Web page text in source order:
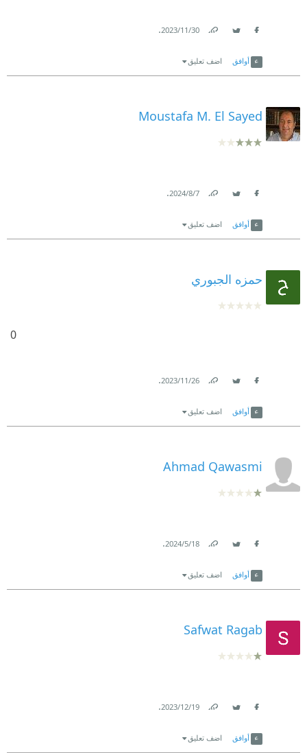
30‏/11‏/2023
.
أوافق اضف تعليق
Moustafa M. El Sayed
7‏/8‏/2024
.
أوافق اضف تعليق
حمزه الجبوري
0
26‏/11‏/2023
.
أوافق اضف تعليق
Ahmad Qawasmi
18‏/5‏/2024
.
أوافق اضف تعليق
Safwat Ragab
19‏/12‏/2023
.
أوافق اضف تعليق